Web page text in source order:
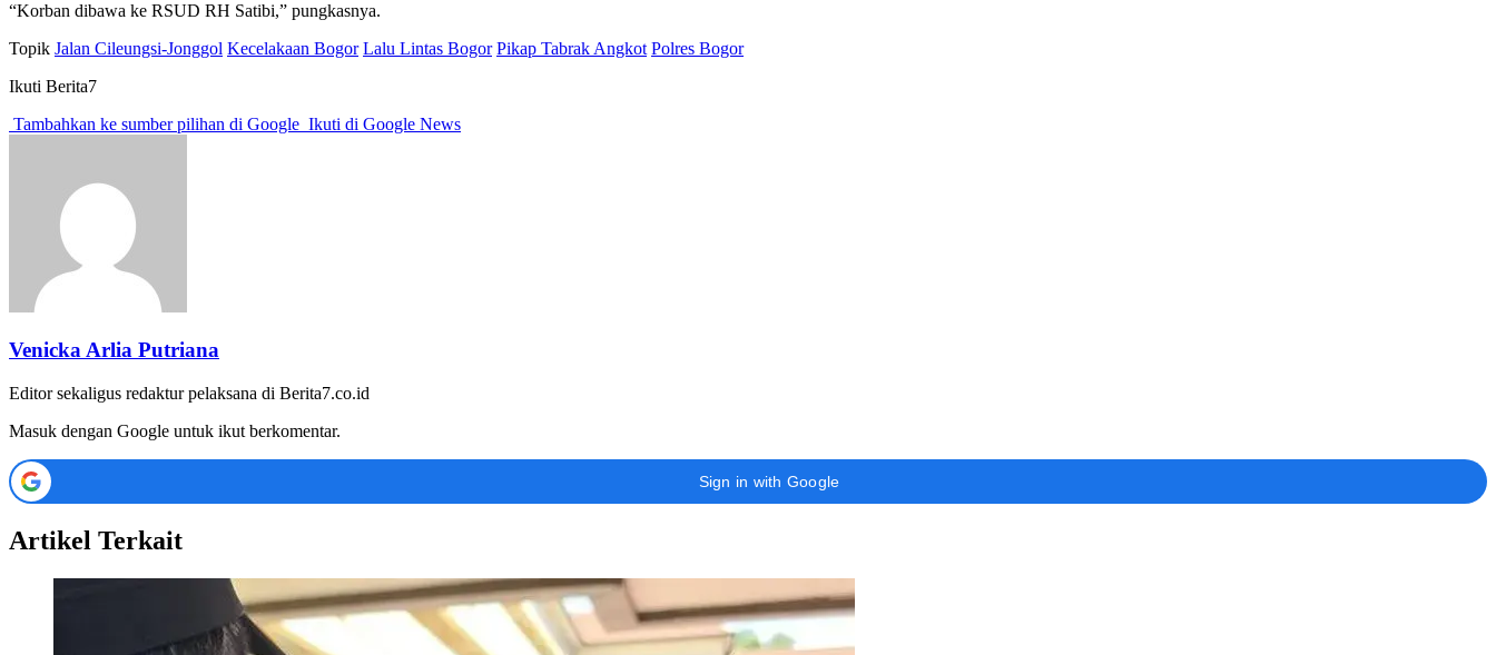
“Korban dibawa ke RSUD RH Satibi,” pungkasnya.
Topik Jalan Cileungsi-Jonggol Kecelakaan Bogor Lalu Lintas Bogor Pikap Tabrak Angkot Polres Bogor
Ikuti Berita7
Tambahkan ke sumber pilihan di Google Ikuti di Google News
Venicka Arlia Putriana
Editor sekaligus redaktur pelaksana di Berita7.co.id
Masuk dengan Google untuk ikut berkomentar.
Sign in with Google
Artikel Terkait